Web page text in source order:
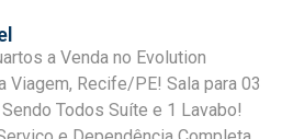
a Venda no Evolution
Viagem, Recife/PE! Sala para 03
Todos Suíte e 1 Lavabo!